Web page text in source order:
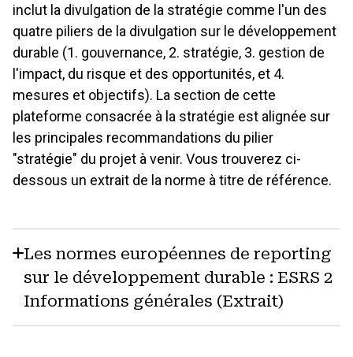
inclut la divulgation de la stratégie comme l'un des
quatre piliers de la divulgation sur le développement
durable (1. gouvernance, 2. stratégie, 3. gestion de
l'impact, du risque et des opportunités, et 4.
mesures et objectifs). La section de cette
plateforme consacrée à la stratégie est alignée sur
les principales recommandations du pilier
"stratégie" du projet à venir. Vous trouverez ci-
dessous un extrait de la norme à titre de référence.
Les normes européennes de reporting
sur le développement durable : ESRS 2
Informations générales (Extrait)